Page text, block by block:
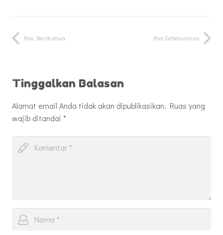
Pos Sebelumnya
Pos Berikutnya
Tinggalkan Balasan
Alamat email Anda tidak akan dipublikasikan. Ruas yang
wajib ditandai *